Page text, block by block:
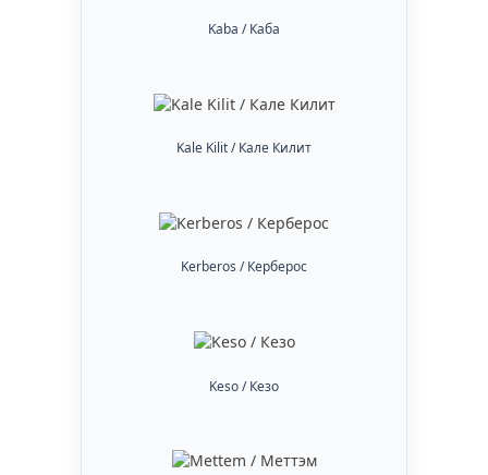
Kaba / Каба
Kale Kilit / Кале Килит
Kerberos / Керберос
Keso / Кезо